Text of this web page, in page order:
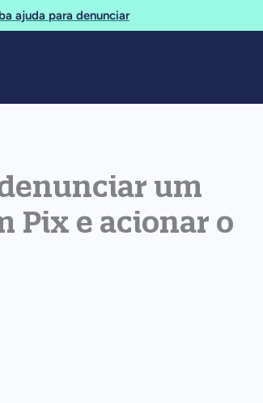
ajuda para denunciar
um
Pix e acionar o